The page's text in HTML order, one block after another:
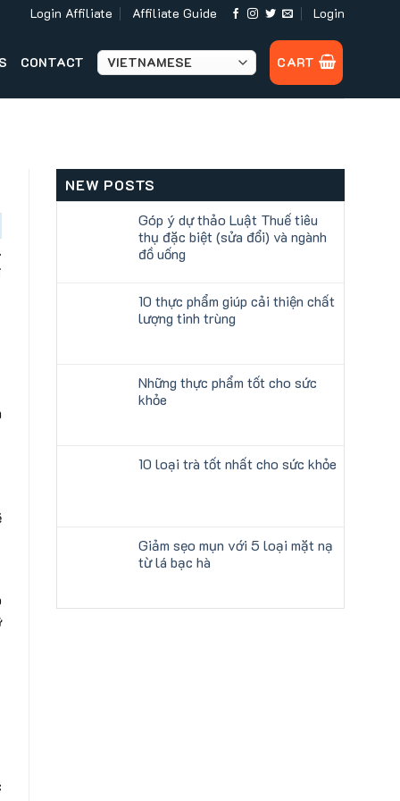
Login Affiliate Affiliate Guide Login
CONTACT CART
NEW POSTS
Góp ý dự thảo Luật Thuế tiêu
thụ đặc biệt (sửa đổi) và ngành
đồ uống
10 thực phẩm giúp cải thiện chất
lượng tinh trùng
Những thực phẩm tốt cho sức
khỏe
10 loại trà tốt nhất cho sức khỏe
Giảm sẹo mụn với 5 loại mặt nạ
từ lá bạc hà